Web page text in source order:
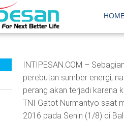
INTIPESAN.COM –
perebutan sumber energi,
perang akan terjadi karena
TNI Gatot Nurmantyo saat
2016 pada Senin (1/8) di